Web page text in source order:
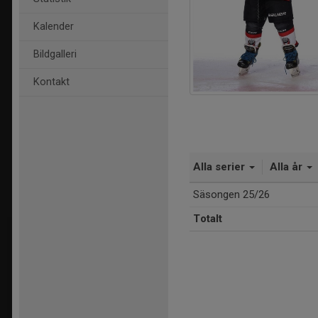
Kalender
Bildgalleri
Kontakt
Alla serier Alla år
Säsongen 25/26
Totalt